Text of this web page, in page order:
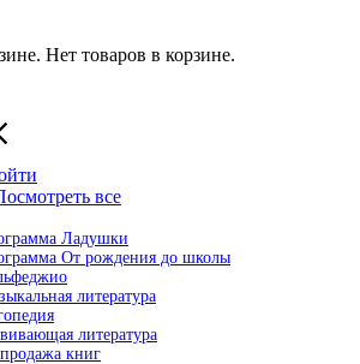
Нет товаров в корзине.
все
Ладушки
От рождения до школы
литература
литература
книг